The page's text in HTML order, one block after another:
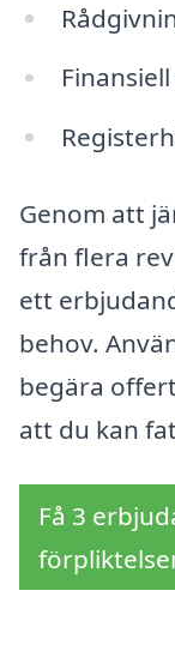
Genom att
från flera
ett
behov.
begära
att du kan
Få 3